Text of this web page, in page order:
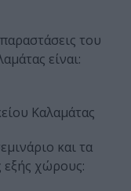
του
είναι:
Καλαμάτας
και τα
εξής χώρους: